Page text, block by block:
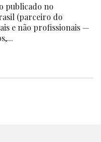
publicado no
(parceiro do
e não profissionais —